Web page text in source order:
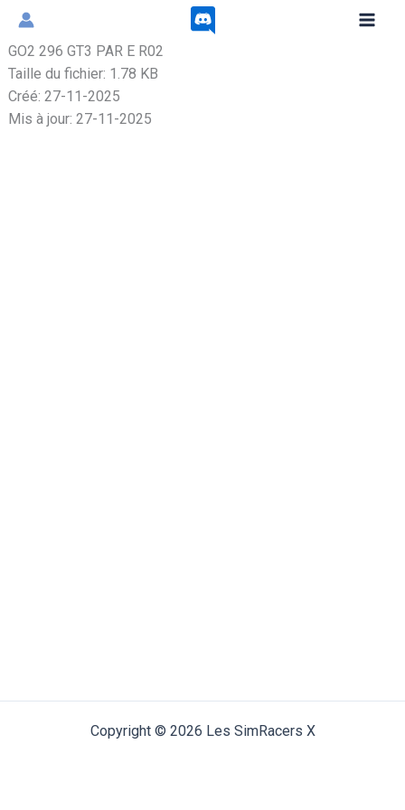
Aller
contenu
GO2 296 GT3 PAR E R02
Taille du fichier: 1.78 KB
Créé: 27-11-2025
Mis à jour: 27-11-2025
Copyright © 2026 Les SimRacers X